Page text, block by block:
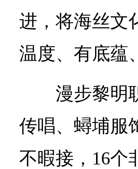
进，将海丝文
温度、有底蕴
漫步黎明
传唱、蟳埔服
不暇接，16个